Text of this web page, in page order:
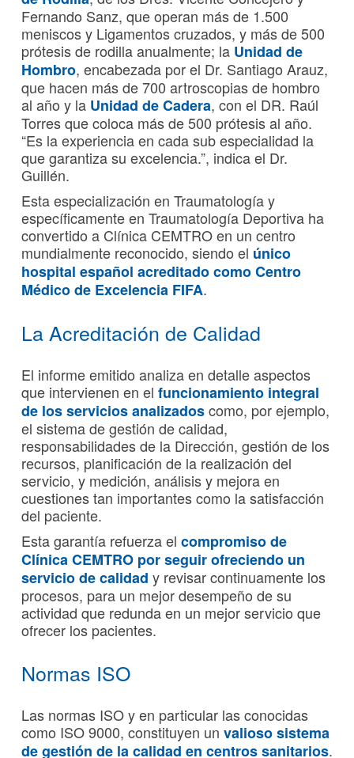
Fernando Sanz, que operan más de 1.500
meniscos y Ligamentos cruzados, y más de 500
prótesis de rodilla anualmente; la Unidad de
Hombro, encabezada por el Dr. Santiago Arauz,
que hacen más de 700 artroscopias de hombro
al año y la Unidad de Cadera, con el DR. Raúl
Torres que coloca más de 500 prótesis al año.
“Es la experiencia en cada sub especialidad la
que garantiza su excelencia.”, indica el Dr.
Guillén.
Esta especialización en Traumatología y
específicamente en Traumatología Deportiva ha
convertido a Clínica CEMTRO en un centro
mundialmente reconocido, siendo el único
hospital español acreditado como Centro
Médico de Excelencia FIFA.
La Acreditación de Calidad
El informe emitido analiza en detalle aspectos
que intervienen en el funcionamiento integral
de los servicios analizadoscomo, por ejemplo,
el sistema de gestión de calidad,
responsabilidades de la Dirección, gestión de los
recursos, planificación de la realización del
servicio, y medición, análisis y mejora en
cuestiones tan importantes como la satisfacción
del paciente.
Esta garantía refuerza el compromiso de
Clínica CEMTRO por seguir ofreciendo un
servicio de calidad y revisar continuamente los
procesos, para un mejor desempeño de su
actividad que redunda en un mejor servicio que
ofrecer los pacientes.
Normas ISO
Las normas ISO y en particular las conocidas
como ISO 9000, constituyen un valioso sistema
de gestión de la calidad en centros sanitarios.